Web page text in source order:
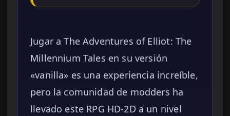
Jugar a The Adventures of Elliot: The
Millennium Tales en su versión
«vanilla» es una experiencia increíble,
pero la comunidad de modders ha
llevado este RPG HD-2D a un nivel